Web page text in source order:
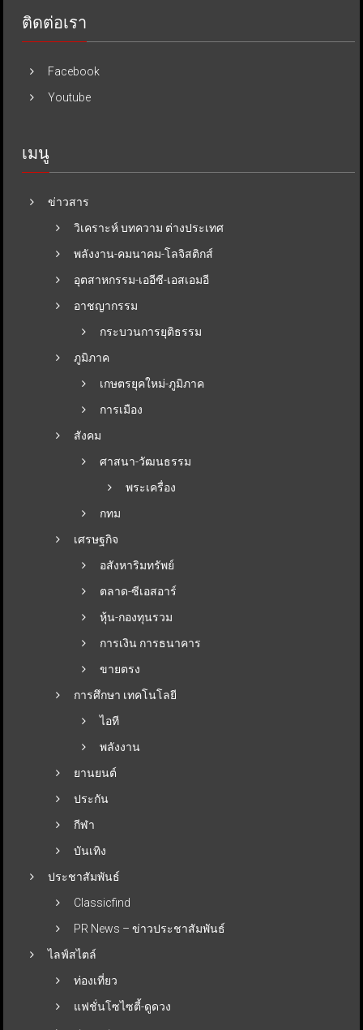
ติดต่อเรา
Facebook
Youtube
เมนู
ข่าวสาร
วิเคราะห์ บทความ ต่างประเทศ
พลังงาน-คมนาคม-โลจิสติกส์
อุตสาหกรรม-เออีซี-เอสเอมอี
อาชญากรรม
กระบวนการยุติธรรม
ภูมิภาค
เกษตรยุคใหม่-ภูมิภาค
การเมือง
สังคม
ศาสนา-วัฒนธรรม
พระเครื่อง
กทม
เศรษฐกิจ
อสังหาริมทรัพย์
ตลาด-ซีเอสอาร์
หุ้น-กองทุนรวม
การเงิน การธนาคาร
ขายตรง
การศึกษา เทคโนโลยี
ไอที
พลังงาน
ยานยนต์
ประกัน
กีฬา
บันเทิง
ประชาสัมพันธ์
Classicfind
PR News – ข่าวประชาสัมพันธ์
ไลฟ์สไตล์
ท่องเที่ยว
แฟชั่นโซไซตี้-ดูดวง